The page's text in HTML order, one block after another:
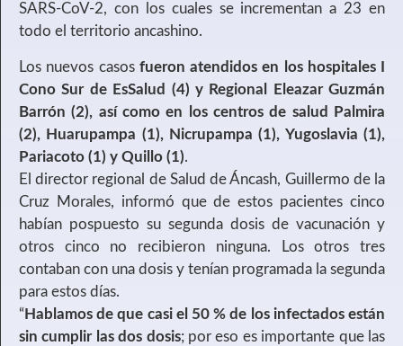
SARS-CoV-2, con los cuales se incrementan a 23 en
todo el territorio ancashino.
Los nuevos casos fueron atendidos en los hospitales I
Cono Sur de EsSalud (4) y Regional Eleazar Guzmán
Barrón (2), así como en los centros de salud Palmira
(2), Huarupampa (1), Nicrupampa (1), Yugoslavia (1),
Pariacoto (1) y Quillo (1).
El director regional de Salud de Áncash, Guillermo de la
Cruz Morales, informó que de estos pacientes cinco
habían pospuesto su segunda dosis de vacunación y
otros cinco no recibieron ninguna. Los otros tres
contaban con una dosis y tenían programada la segunda
para estos días.
“ Hablamos de que casi el 50 % de los infectados están
sin cumplir las dos dosis; por eso es importante que las